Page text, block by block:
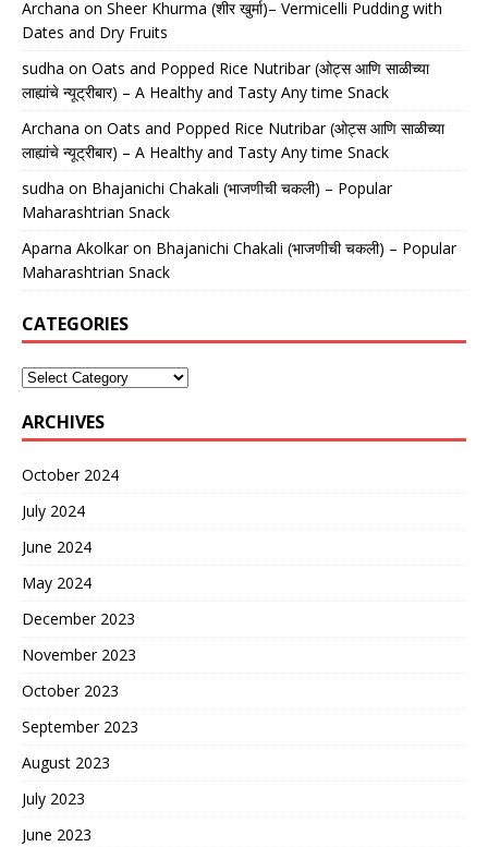
Archana on Sheer Khurma (शीर खुर्मा)– Vermicelli Pudding with
Dates and Dry Fruits
sudha on Oats and Popped Rice Nutribar (ओट्स आणि साळीच्या
लाह्यांचे न्यूट्रीबार) – A Healthy and Tasty Any time Snack
Archana on Oats and Popped Rice Nutribar (ओट्स आणि साळीच्या
लाह्यांचे न्यूट्रीबार) – A Healthy and Tasty Any time Snack
sudha on Bhajanichi Chakali (भाजणीची चकली) – Popular
Maharashtrian Snack
Aparna Akolkaron Bhajanichi Chakali (भाजणीची चकली) – Popular
Maharashtrian Snack
CATEGORIES
ARCHIVES
October 2024
July 2024
June 2024
May 2024
December 2023
November 2023
October 2023
September 2023
August 2023
July 2023
June 2023